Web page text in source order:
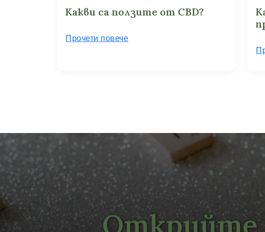
Какви са ползите от CBD?
Прочети повече
Открийте